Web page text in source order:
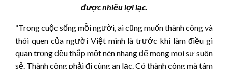
được nhiều lợi lạc.
“Trong cuộc sống mỗi người, ai cũng muốn thành công và
thói quen của người Việt mình là trước khi làm điều gì
quan trọng đều thắp một nén nhang để mong mọi sự suôn
sẻ. Thành công phải đi cùng an lạc. Có thành công mà tâm